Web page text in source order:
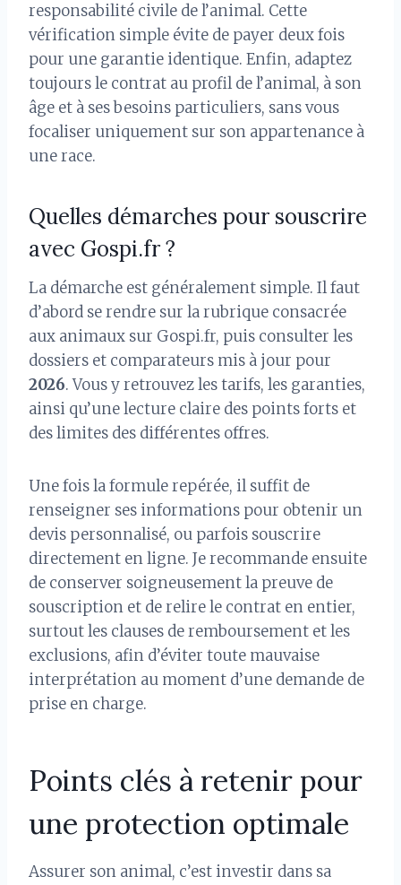
responsabilité civile de l’animal. Cette
vérification simple évite de payer deux fois
pour une garantie identique. Enfin, adaptez
toujours le contrat au profil de l’animal, à son
âge et à ses besoins particuliers, sans vous
focaliser uniquement sur son appartenance à
une race.
Quelles démarches pour souscrire
avec Gospi.fr ?
La démarche est généralement simple. Il faut
d’abord se rendre sur la rubrique consacrée
aux animaux sur Gospi.fr, puis consulter les
dossiers et comparateurs mis à jour pour
2026. Vous y retrouvez les tarifs, les garanties,
ainsi qu’une lecture claire des points forts et
des limites des différentes offres.
Une fois la formule repérée, il suffit de
renseigner ses informations pour obtenir un
devis personnalisé, ou parfois souscrire
directement en ligne. Je recommande ensuite
de conserver soigneusement la preuve de
souscription et de relire le contrat en entier,
surtout les clauses de remboursement et les
exclusions, afin d’éviter toute mauvaise
interprétation au moment d’une demande de
prise en charge.
Points clés à retenir pour
une protection optimale
Assurer son animal, c’est investir dans sa